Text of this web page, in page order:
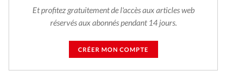
Et profitez gratuitement de l'accès aux articles web
réservés aux abonnés pendant 14 jours.
CRÉER MON COMPTE